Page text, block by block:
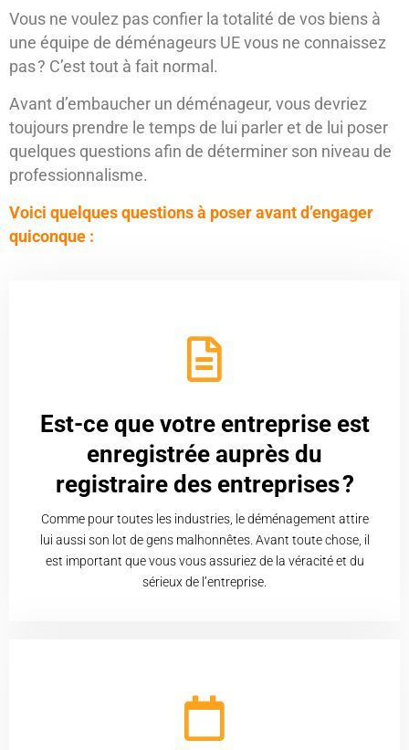
Vous ne voulez pas confier la totalité de vos biens à
une équipe de déménageurs UE vous ne connaissez
pas ? C’est tout à fait normal.
Avant d’embaucher un déménageur, vous devriez
toujours prendre le temps de lui parler et de lui poser
quelques questions afin de déterminer son niveau de
professionnalisme.
Voici quelques questions à poser avant d’engager
quiconque :
Est-ce que votre entreprise est
enregistrée auprès du
registraire des entreprises ?
Comme pour toutes les industries, le déménagement attire
lui aussi son lot de gens malhonnêtes. Avant toute chose, il
est important que vous vous assuriez de la véracité et du
sérieux de l’entreprise.